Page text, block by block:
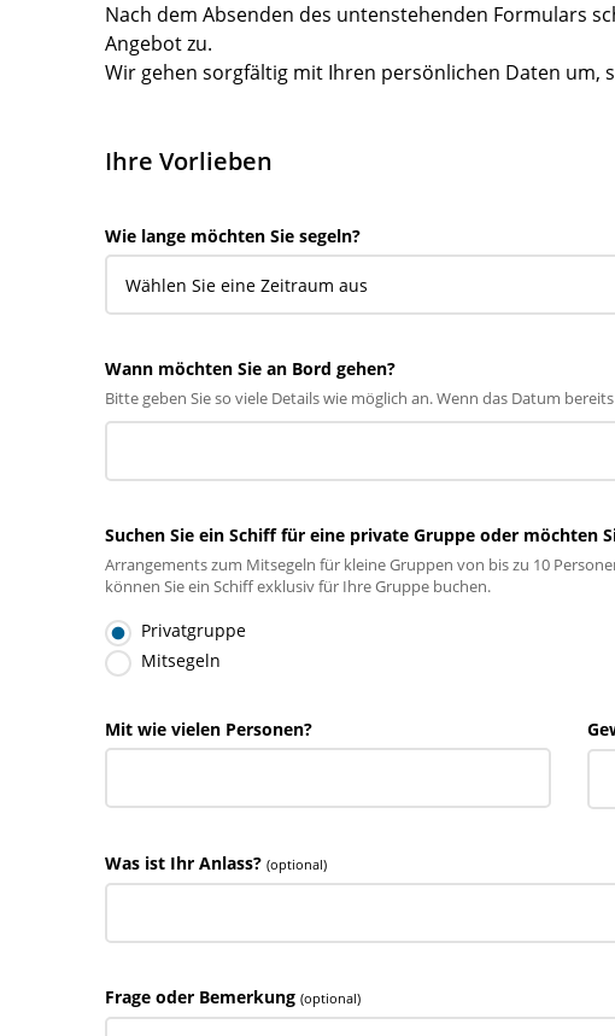
Nach dem Absenden des untenstehenden Formulars
Angebot zu.
Wir gehen sorgfältig mit Ihren persönlichen Daten um,
Ihre Vorlieben
Wie lange möchten Sie segeln?
Wann möchten Sie an Bord gehen?
Bitte geben Sie so viele Details wie möglich an. Wenn das Datum
Suchen Sie ein Schiff für eine private Gruppe oder möchten
Arrangements zum Mitsegeln für kleine Gruppen von bis zu 10
können Sie ein Schiff exklusiv für Ihre Gruppe buchen.
Privatgruppe
Mitsegeln
Mit wie vielen Personen?
Was ist Ihr Anlass? (optional)
Frage oder Bemerkung (optional)